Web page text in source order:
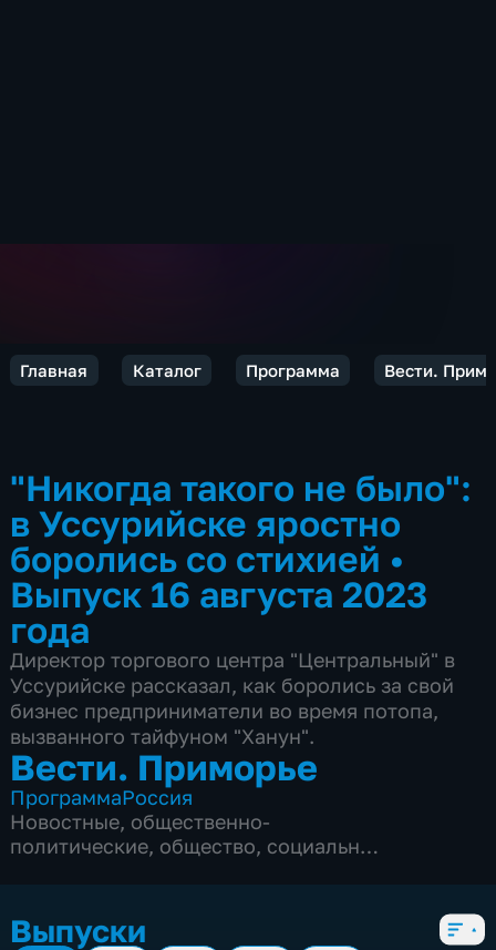
Главная Каталог Программа Вести.
"Никогда такого не было":
в Уссурийске яростно
боролись со стихией •
Выпуск 16 августа 2023
года
Директор торгового центра "Центральный" в
Уссурийске рассказал, как боролись за свой
бизнес предприниматели во время потопа,
вызванного тайфуном "Ханун".
Вести. Приморье
ПрограммаРоссия
Новостные, общественно-
политические, общество, социально-
Выпуски